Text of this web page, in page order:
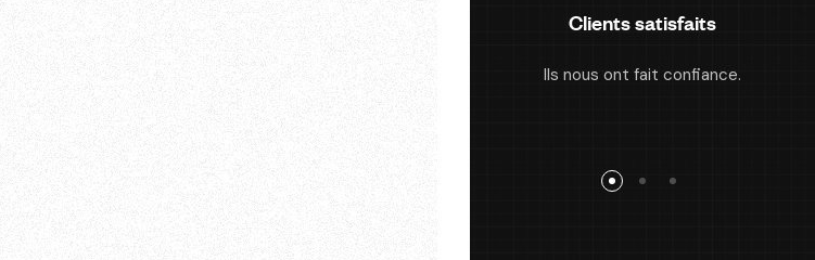
Clients satisfaits
Ils nous ont fait confiance.